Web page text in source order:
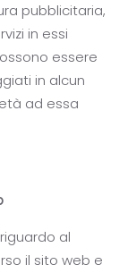
pubblicitaria,
in essi
essere
in alcun
ad essa
al
il sito web e